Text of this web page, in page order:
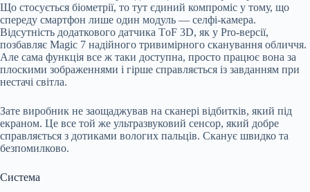
Що стосується біометрії, то тут єдиний компроміс у тому, що
спереду смартфон лише один модуль — селфі-камера.
Відсутність додаткового датчика TоF 3D, як у Pro-версії,
позбавляє Magic 7 надійного тривимірного сканування обличчя.
Але сама функція все ж таки доступна, просто працює вона за
плоскими зображеннями і гірше справляється із завданням при
нестачі світла.
Зате виробник не заощаджував на сканері відбитків, який під
екраном. Це все той же ультразвуковий сенсор, який добре
справляється з дотиками вологих пальців. Сканує швидко та
безпомилково.
Система